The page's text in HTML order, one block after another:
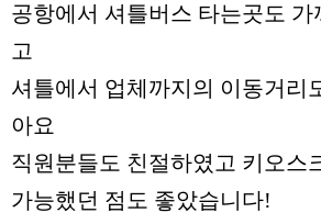
공항에서 셔틀버스 타는곳도 가
고
셔틀에서 업체까지의 이동거리
아요
직원분들도 친절하였고 키오스
가능했던 점도 좋았습니다!